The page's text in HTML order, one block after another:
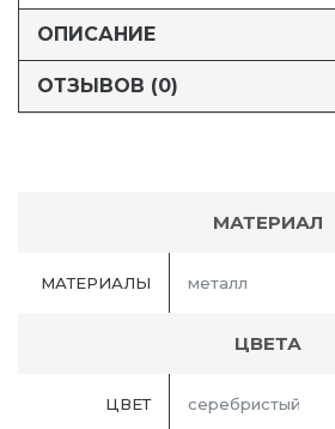
ОПИСАНИЕ
ОТЗЫВОВ (0)
МАТЕРИАЛ
МАТЕРИАЛЫ металл
ЦВЕТА
ЦВЕТ серебристый